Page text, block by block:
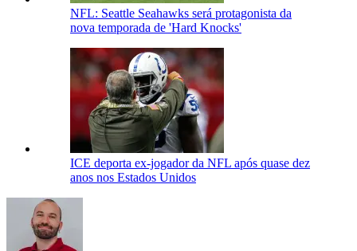
NFL: Seattle Seahawks será protagonista da
nova temporada de 'Hard Knocks'
ICE deporta ex-jogador da NFL após quase dez
anos nos Estados Unidos